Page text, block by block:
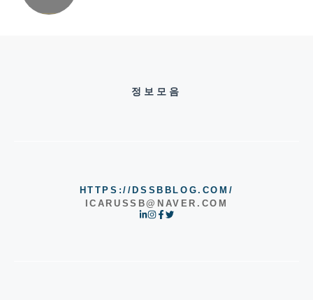
정보모음
HTTPS://DSSBBLOG.COM/
ICARUSSB@NAVER.COM